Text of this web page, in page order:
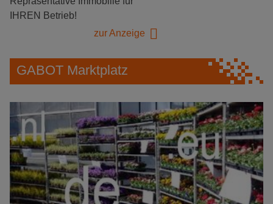
IHREN Betrieb!
zur Anzeige
GABOT Marktplatz